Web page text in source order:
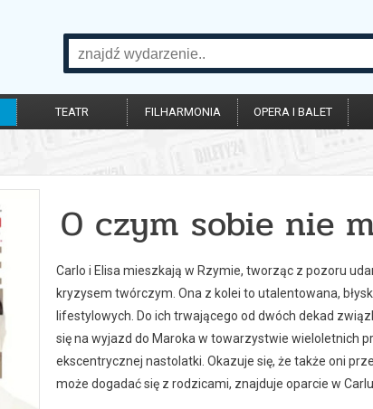
TEATR FILHARMONIA OPERA I BALET
O czym sobie nie
Carlo i Elisa mieszkają w Rzymie, tworząc z pozoru
kryzysem twórczym. Ona z kolei to utalentowana,
lifestylowych. Do ich trwającego od dwóch dekad
się na wyjazd do Maroka w towarzystwie wieloletnich
ekscentrycznej nastolatki. Okazuje się, że także oni
może dogadać się z rodzicami, znajduje oparcie w